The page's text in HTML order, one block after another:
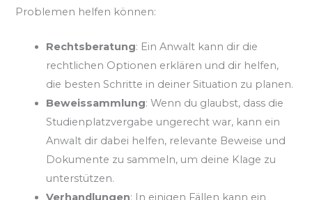
Problemen helfen können:
Rechtsberatung: Ein Anwalt kann dir die
rechtlichen Optionen erklären und dir helfen,
die besten Schritte in deiner Situation zu planen.
Beweissammlung: Wenn du glaubst, dass die
Studienplatzvergabe ungerecht war, kann ein
Anwalt dir dabei helfen, relevante Beweise und
Dokumente zu sammeln, um deine Klage zu
unterstützen.
Verhandlungen: In einigen Fällen kann ein